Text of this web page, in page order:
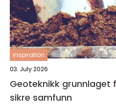
inspiration
03. July 2026
Geoteknikk grunnlaget for trygge bygg og
sikre samfunn